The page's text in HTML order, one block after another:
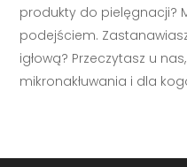
produkty do pielęgnacji?
podejściem.
igłową? Przeczytasz u
mikronakłuwania i dla